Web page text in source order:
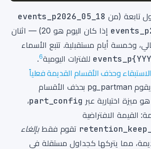
events_p2026_05_18
إذا كان اليوم هو 20) — اثنان
وخمسة أيام مستقبلية. تتبع الأسماء
للفترات اليومية6
.
يقوم pg_partman بحذف الأقسام
ميزة اختيارية عبر part_config،
القيمة الافتراضية
تقوم فقطبإلغاء
مما يتركها كجداول مستقلة في